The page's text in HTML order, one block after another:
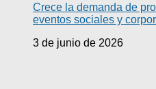
Crece la demanda de
eventos sociales y
3 de junio de 2026